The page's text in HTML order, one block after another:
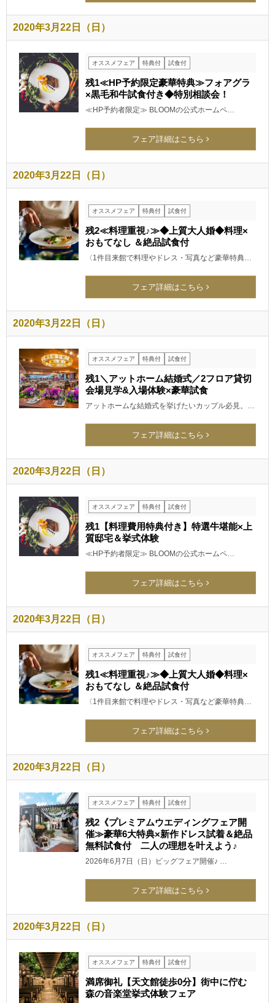
2020年3月22日（日）
オススメフェア 特典付 試食付
残1≪HP予約限定豪華特典≫フォアグラ
×黒毛和牛試食付き◆特別相談会！
≪HP予約者限定≫ BLOOMの公式ホームペ…
フェア詳細はこちら
2020年3月22日（日）
オススメフェア 特典付 試食付
残2≪料理重視♪≫◆上質大人婚◆料理×
おもてなし ＆絶品試食付
〈1件目来館で料理やドレス・写真など豪華特典…
フェア詳細はこちら
2020年3月22日（日）
オススメフェア 特典付 試食付
残1＼アットホーム結婚式／2フロア貸切
会場見学&入場体験×豪華試食
アットホームな結婚式を挙げたいカップル必見。…
フェア詳細はこちら
2020年3月22日（日）
オススメフェア 特典付 試食付
残1【料理費用特典付き】特選牛堪能×上
質邸宅＆挙式体験
≪HP予約者限定≫ BLOOMの公式ホームペ…
フェア詳細はこちら
2020年3月22日（日）
オススメフェア 特典付 試食付
残1≪料理重視♪≫◆上質大人婚◆料理×
おもてなし ＆絶品試食付
〈1件目来館で料理やドレス・写真など豪華特典…
フェア詳細はこちら
2020年3月22日（日）
オススメフェア 特典付 試食付
残2《プレミアムウエディングフェア開
催≫豪華6大特典×新作ドレス試着＆絶品
無料試食付 二人の理想を叶えよう♪
2026年6月7日（日）ビッグフェア開催♪ …
フェア詳細はこちら
2020年3月22日（日）
オススメフェア 特典付 試食付
満席御礼【天文館徒歩0分】街中に佇む
森の音楽堂挙式体験フェア